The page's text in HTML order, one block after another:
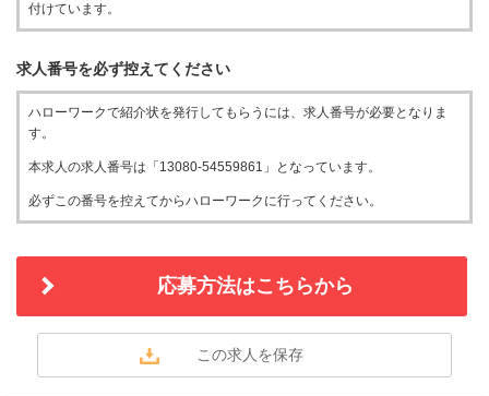
付けています。
求人番号を必ず控えてください
ハローワークで紹介状を発行してもらうには、求人番号が必要となりま
す。
本求人の求人番号は「13080-54559861」となっています。
必ずこの番号を控えてからハローワークに行ってください。
応募方法はこちらから